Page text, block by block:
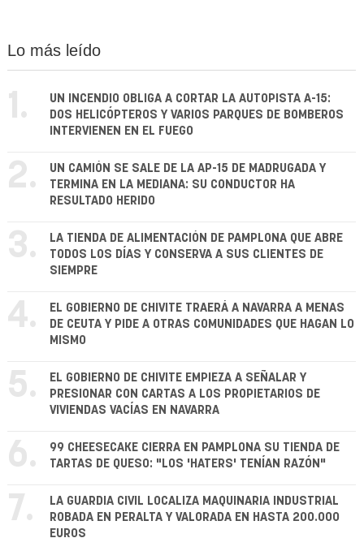
Lo más leído
1.
UN INCENDIO OBLIGA A CORTAR LA AUTOPISTA A-15:
DOS HELICÓPTEROS Y VARIOS PARQUES DE BOMBEROS
INTERVIENEN EN EL FUEGO
2.
UN CAMIÓN SE SALE DE LA AP-15 DE MADRUGADA Y
TERMINA EN LA MEDIANA: SU CONDUCTOR HA
RESULTADO HERIDO
3.
LA TIENDA DE ALIMENTACIÓN DE PAMPLONA QUE ABRE
TODOS LOS DÍAS Y CONSERVA A SUS CLIENTES DE
SIEMPRE
4.
EL GOBIERNO DE CHIVITE TRAERÁ A NAVARRA A MENAS
DE CEUTA Y PIDE A OTRAS COMUNIDADES QUE HAGAN LO
MISMO
5.
EL GOBIERNO DE CHIVITE EMPIEZA A SEÑALAR Y
PRESIONAR CON CARTAS A LOS PROPIETARIOS DE
VIVIENDAS VACÍAS EN NAVARRA
6.
99 CHEESECAKE CIERRA EN PAMPLONA SU TIENDA DE
TARTAS DE QUESO: "LOS 'HATERS' TENÍAN RAZÓN"
7.
LA GUARDIA CIVIL LOCALIZA MAQUINARIA INDUSTRIAL
ROBADA EN PERALTA Y VALORADA EN HASTA 200.000
EUROS